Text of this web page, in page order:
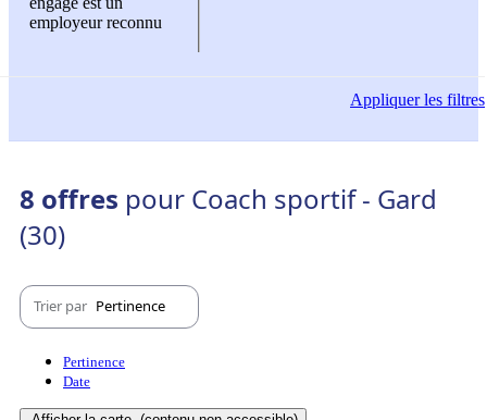
employeur reconnu
Appliquerles filtres
8 offres pour Coach sportif - Gard
(30)
Trier par Pertinence
Pertinence
Date